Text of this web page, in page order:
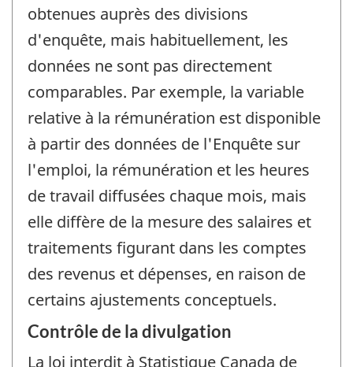
obtenues auprès des divisions
d'enquête, mais habituellement, les
données ne sont pas directement
comparables. Par exemple, la variable
relative à la rémunération est disponible
à partir des données de l'Enquête sur
l'emploi, la rémunération et les heures
de travail diffusées chaque mois, mais
elle diffère de la mesure des salaires et
traitements figurant dans les comptes
des revenus et dépenses, en raison de
certains ajustements conceptuels.
Contrôle de la divulgation
La loi interdit à Statistique Canada de